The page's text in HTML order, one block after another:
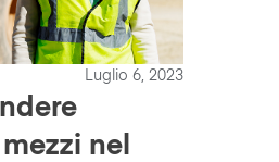
Luglio 6, 2023
nel